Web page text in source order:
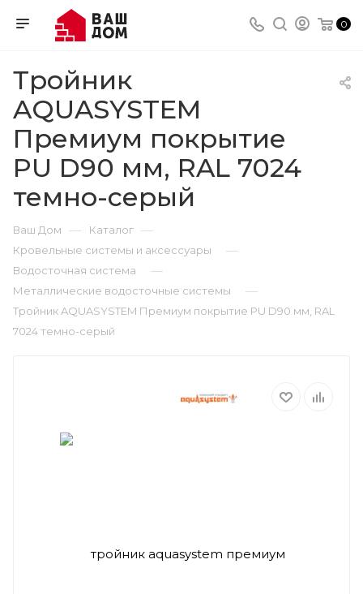
0
Тройник
AQUASYSTEM
Премиум покрытие
PU D90 мм, RAL 7024
темно-серый
Ваш Дом — Каталог —
Кровельные системы и аксессуары —
Водосточная система —
Металлические водосточные системы —
Тройник AQUASYSTEM Премиум покрытие PU D90 мм, RAL
7024 темно-серый